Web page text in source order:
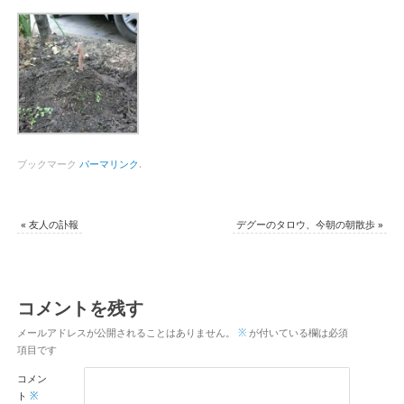
ブックマーク パーマリンク .
« 友人の訃報 デグーのタロウ、今朝の朝散歩»
コメントを残す
メールアドレスが公開されることはありません。 ※が付いている欄は必須
項目です
コメン
ト ※